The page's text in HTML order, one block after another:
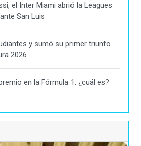
el Inter Miami abrió la Leagues
San Luis
y sumó su primer triunfo
2026
en la Fórmula 1: ¿cuál es?